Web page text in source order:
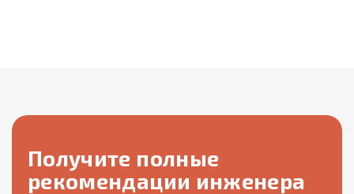
Получите полные
рекомендации инженера